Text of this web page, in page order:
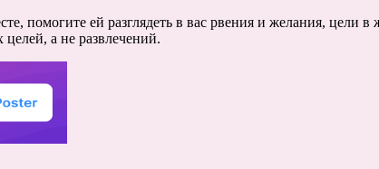
ей разглядеть в вас рвения и желания, цели в
а не развлечений.